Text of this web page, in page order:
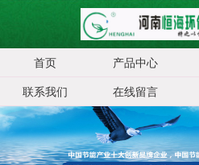
首页 产品中心
联系我们
在线留言